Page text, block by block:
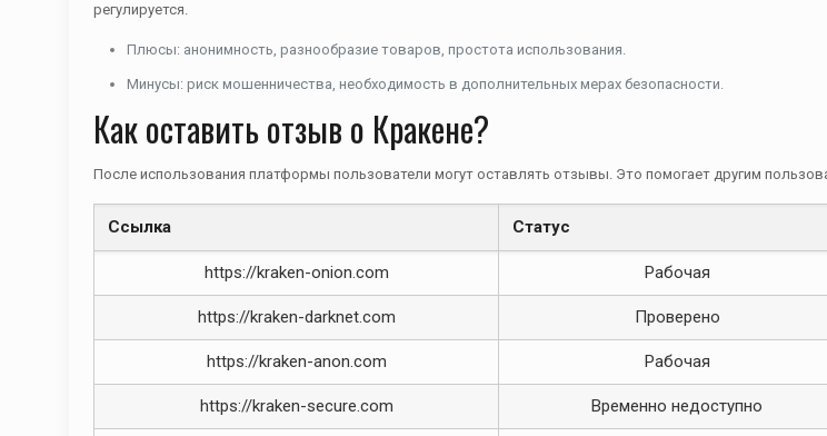
регулируется.
Плюсы: анонимность, разнообразие товаров, простота использования.
Минусы: риск мошенничества, необходимость в дополнительных мерах безопасности.
Как оставить отзыв о Кракене?
После использования платформы пользователи могут оставлять отзывы. Это помогает другим
Ссылка Статус
https://kraken-onion.com Рабочая
https://kraken-darknet.com Проверено
https://kraken-anon.com Рабочая
https://kraken-secure.com Временно недоступно